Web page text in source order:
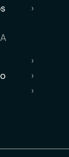
›
›
›
›